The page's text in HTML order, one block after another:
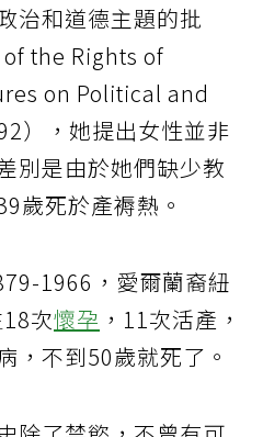
治和道德主題的批
the Rights of
on Political and
），她提出女性並非
別是由於她們缺少教
歲死於產褥熱。
1966，愛爾蘭裔紐
次懷孕 ，11次活產，
，不到50歲就死了。